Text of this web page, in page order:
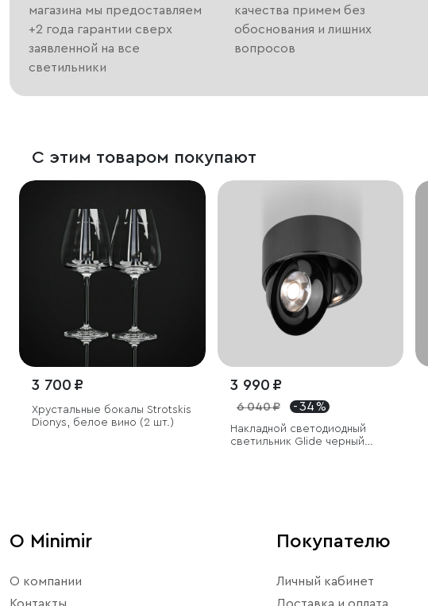
магазина мы предоставляем
+2 года гарантии сверх
заявленной на все
светильники
качества примем без
обоснования и лишних
вопросов
С этим товаром покупают
3 700 ₽
Хрустальные бокалы Strotskis
Dionys, белое вино (2 шт.)
3 990 ₽
6 040 ₽ - 34 %
Накладной светодиодный
светильник Glide черный
О Minimir
О компании
Контакты
Покупателю
Личный кабинет
Доставка и оплата